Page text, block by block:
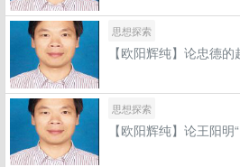
思想探索
【欧阳辉纯】论忠德的
思想探索
【欧阳辉纯】论王阳明